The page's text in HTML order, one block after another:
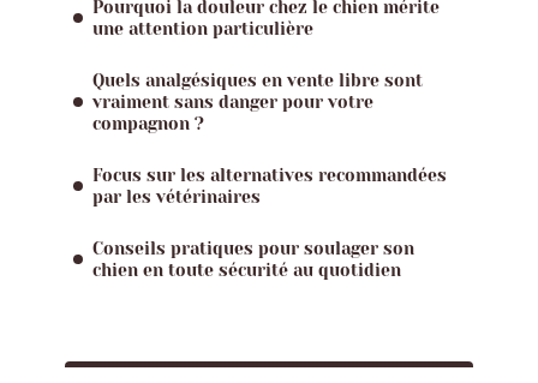
Pourquoi la douleur chez le chien mérite
une attention particulière
Quels analgésiques en vente libre sont
vraiment sans danger pour votre
compagnon ?
Focus sur les alternatives recommandées
par les vétérinaires
Conseils pratiques pour soulager son
chien en toute sécurité au quotidien